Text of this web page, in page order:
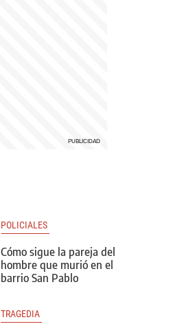
POLICIALES
Cómo sigue la pareja del
hombre que murió en el
barrio San Pablo
TRAGEDIA